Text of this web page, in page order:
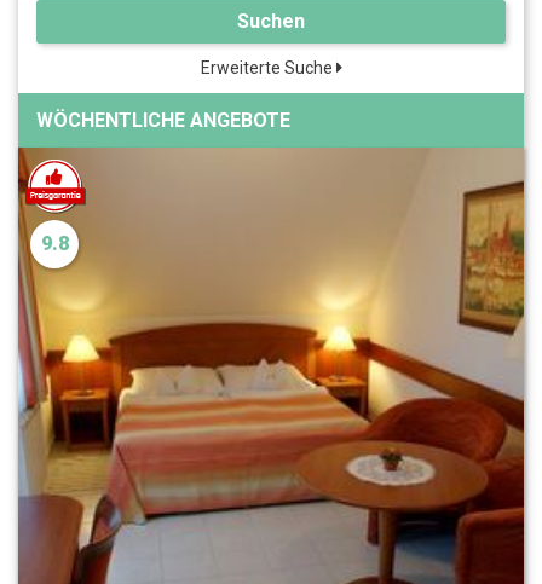
Suchen
Erweiterte Suche
WÖCHENTLICHE ANGEBOTE
9.8